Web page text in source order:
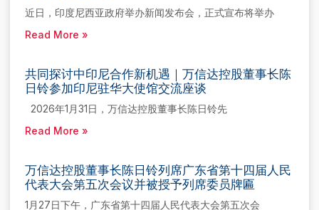
近日，印度尼西亚政府举办新闻发布会，正式宣布将举办
Read More »
共同探讨中印尼合作新机遇｜万信达控股董事长陈
日铃参加印尼驻华大使馆交流座谈
2026年1月31日，万信达控股董事长陈日铃先
Read More »
万信达控股董事长陈日铃列席广东省第十四届人民
代表大会第五次会议并被授予列席委员牌匾
1月27日下午，广东省第十四届人民代表大会第五次会